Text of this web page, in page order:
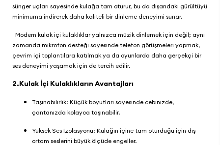
sünger uçları sayesinde kulağa tam oturur, bu da dışarıdaki gürültüyü
minimuma indirerek daha kaliteli bir dinleme deneyimi sunar.
Modern kulak içi kulaklıklar yalnızca müzik dinlemek için değil; aynı
zamanda mikrofon desteği sayesinde telefon görüşmeleri yapmak,
çevrim içi toplantılara katılmak ya da oyunlarda daha gerçekçi bir
ses deneyimi yaşamak için de tercih edilir.
2.Kulak İçi Kulaklıkların Avantajları
Taşınabilirlik: Küçük boyutları sayesinde cebinizde,
çantanızda kolayca taşınabilir.
Yüksek Ses İzolasyonu: Kulağın içine tam oturduğu için dış
ortam seslerini büyük ölçüde engeller.